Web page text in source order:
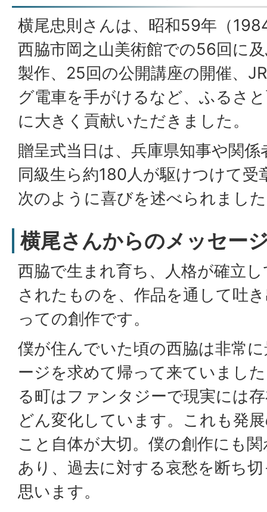
横尾忠則さんは、昭和59年（
西脇市岡之山美術館での56回に
製作、25回の公開講座の開催、
グ電車を手がけるなど、ふるさ
に大きく貢献いただきました。
贈呈式当日は、兵庫県知事や関
同級生ら約180人が駆けつけて受
次のように喜びを述べられまし
横尾さんからのメッセー
西脇で生まれ育ち、人格が確立
されたものを、作品を通して吐
っての創作です。
僕が住んでいた頃の西脇は非常
ージを求めて帰って来ていまし
る町はファンタジーで現実には
どん変化しています。これも発
こと自体が大切。僕の創作にも
あり、過去に対する哀愁を断ち
思います。